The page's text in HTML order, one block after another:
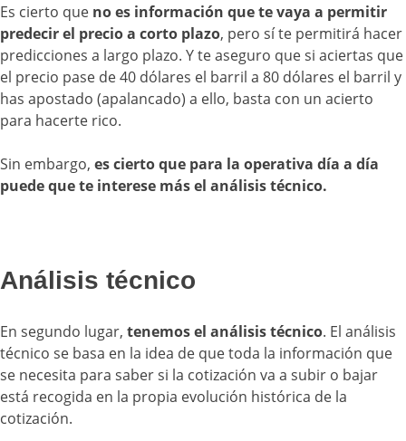
Es cierto que no es información que te vaya a permitir
predecir el precio a corto plazo, pero sí te permitirá hacer
predicciones a largo plazo. Y te aseguro que si aciertas que
el precio pase de 40 dólares el barril a 80 dólares el barril y
has apostado (apalancado) a ello, basta con un acierto
para hacerte rico.
Sin embargo, es cierto que para la operativa día a día
puede que te interese más el análisis técnico.
Análisis técnico
En segundo lugar, tenemos el análisis técnico. El análisis
técnico se basa en la idea de que toda la información que
se necesita para saber si la cotización va a subir o bajar
está recogida en la propia evolución histórica de la
cotización.